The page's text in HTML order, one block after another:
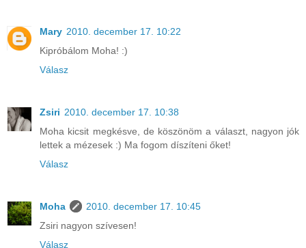
Mary 2010. december 17. 10:22
Kipróbálom Moha! :)
Válasz
Zsiri 2010. december 17. 10:38
Moha kicsit megkésve, de köszönöm a választ, nagyon jók
lettek a mézesek :) Ma fogom díszíteni őket!
Válasz
Moha
2010. december 17. 10:45
Zsiri nagyon szívesen!
Válasz